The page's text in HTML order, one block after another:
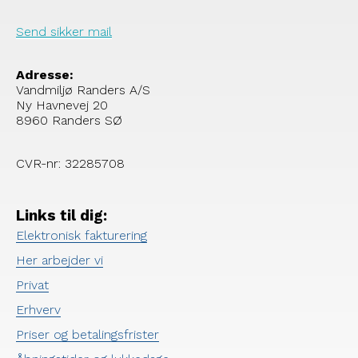
Send sikker mail
Adresse:
Vandmiljø Randers A/S
Ny Havnevej 20
8960 Randers SØ
CVR-nr: 32285708
Links til dig:
Elektronisk fakturering
Her arbejder vi
Privat
Erhverv
Priser og betalingsfrister